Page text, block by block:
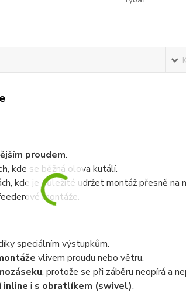
proudem.
, kde se běžná olova kutálí.
kde je důležité udržet montáž přesně na
montáže.
speciálním výstupkům.
vlivem proudu nebo větru.
, protože se při záběru neopírá a
inline i s obratlíkem (swivel).